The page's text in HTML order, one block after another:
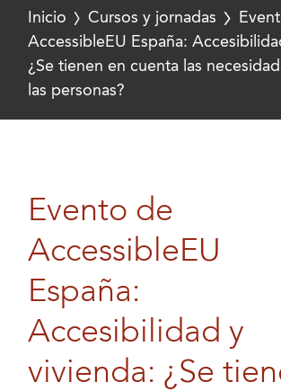
Inicio Cursos y jornadas
AccessibleEU España:
¿Se tienen en cuenta las
las personas?
Evento de
AccessibleEU
España:
Accesibilidad y
vivienda: ¿Se